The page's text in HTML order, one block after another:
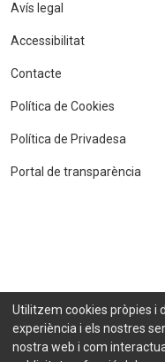
Avís legal
Accessibilitat
Contacte
Política de Cookies
Política de Privadesa
Portal de transparència
Utilitzem cookies pròpies i
experiència i els nostres
nostra web i com